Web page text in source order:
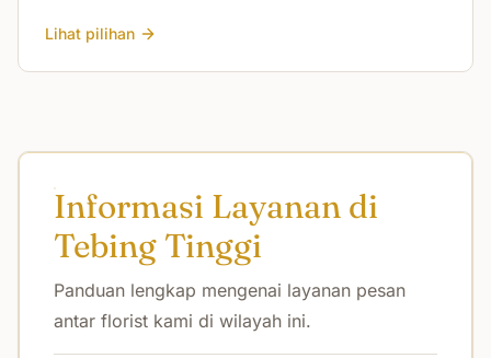
Lihat pilihan
Informasi Layanan di
Tebing Tinggi
Panduan lengkap mengenai layanan pesan
antar florist kami di wilayah ini.